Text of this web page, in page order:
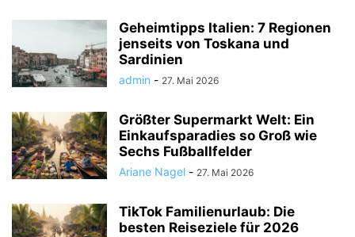
Geheimtipps Italien: 7 Regionen
jenseits von Toskana und
Sardinien
admin - 27. Mai 2026
Größter Supermarkt Welt: Ein
Einkaufsparadies so Groß wie
Sechs Fußballfelder
Ariane Nagel - 27. Mai 2026
TikTok Familienurlaub: Die
besten Reiseziele für 2026